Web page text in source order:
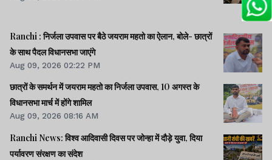
Ranchi : निर्जला उपवास पर बैठे जयराम महतो का ऐलान, बोले- छात्रों
के साथ पैदल विधानसभा जाएंगे
Aug 09, 2026 02:22 PM
छात्रों के समर्थन में जयराम महतो का निर्जला उपवास, 10 अगस्त के
विधानसभा मार्च में होंगे शामिल
Aug 09, 2026 08:16 AM
Ranchi News: विश्व आदिवासी दिवस पर जोन्हा में दौड़े युवा, दिया
पर्यावरण संरक्षण का संदेश